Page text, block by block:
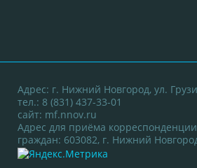
Адрес: г. Нижний Новгород, ул.
тел.: 8 (831) 437-33-01
сайт: mf.nnov.ru
Адрес для приёма
граждан: 603082, г. Нижний